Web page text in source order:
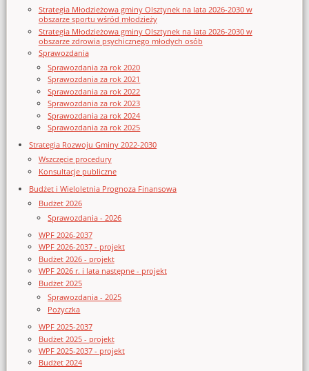
Strategia Młodzieżowa gminy Olsztynek na lata 2026-2030 w
obszarze sportu wśród młodzieży
Strategia Młodzieżowa gminy Olsztynek na lata 2026-2030 w
obszarze zdrowia psychicznego młodych osób
Sprawozdania
Sprawozdania za rok 2020
Sprawozdania za rok 2021
Sprawozdania za rok 2022
Sprawozdania za rok 2023
Sprawozdania za rok 2024
Sprawozdania za rok 2025
Strategia Rozwoju Gminy 2022-2030
Wszczęcie procedury
Konsultacje publiczne
Budżet i Wieloletnia Prognoza Finansowa
Budżet 2026
Sprawozdania - 2026
WPF 2026-2037
WPF 2026-2037 - projekt
Budżet 2026 - projekt
WPF 2026 r. i lata następne - projekt
Budżet 2025
Sprawozdania - 2025
Pożyczka
WPF 2025-2037
Budżet 2025 - projekt
WPF 2025-2037 - projekt
Budżet 2024